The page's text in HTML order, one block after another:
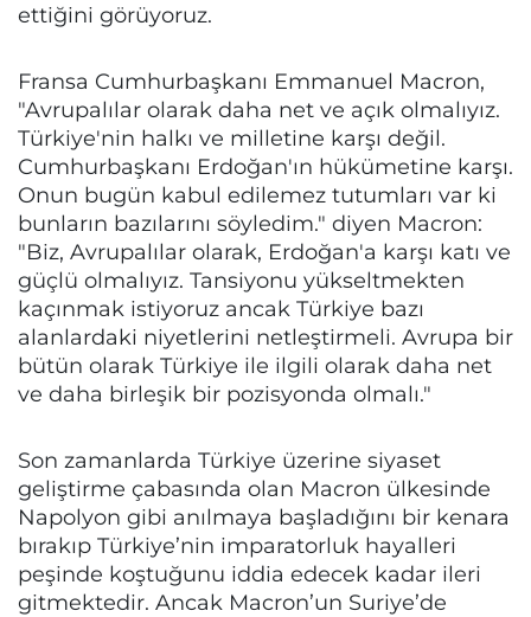
ettiğini görüyoruz.
Fransa Cumhurbaşkanı Emmanuel Macron,
"Avrupalılar olarak daha net ve açık olmalıyız.
Türkiye'nin halkı ve milletine karşı değil.
Cumhurbaşkanı Erdoğan'ın hükümetine karşı.
Onun bugün kabul edilemez tutumları var ki
bunların bazılarını söyledim." diyen Macron:
"Biz, Avrupalılar olarak, Erdoğan'a karşı katı ve
güçlü olmalıyız. Tansiyonu yükseltmekten
kaçınmak istiyoruz ancak Türkiye bazı
alanlardaki niyetlerini netleştirmeli. Avrupa bir
bütün olarak Türkiye ile ilgili olarak daha net
ve daha birleşik bir pozisyonda olmalı."
Son zamanlarda Türkiye üzerine siyaset
geliştirme çabasında olan Macron ülkesinde
Napolyon gibi anılmaya başladığını bir kenara
bırakıp Türkiye’nin imparatorluk hayalleri
peşinde koştuğunu iddia edecek kadar ileri
gitmektedir. Ancak Macron’un Suriye’de